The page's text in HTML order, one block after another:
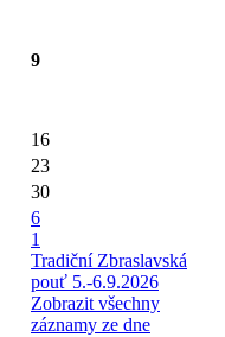
9
16
23
30
6
1
Tradiční Zbraslavská
pouť 5.-6.9.2026
Zobrazit všechny
záznamy ze dne